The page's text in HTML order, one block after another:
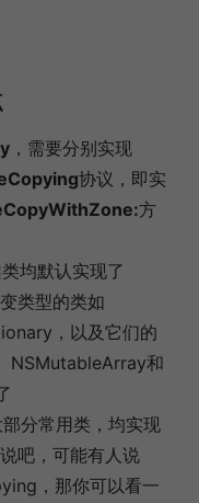
，需要分别实现
协议，即实
方
均默认实现了
类型的类如
，以及它们的
NSMutableArray和
分常用类，均实现
吧，可能有人说
，那你可以看一